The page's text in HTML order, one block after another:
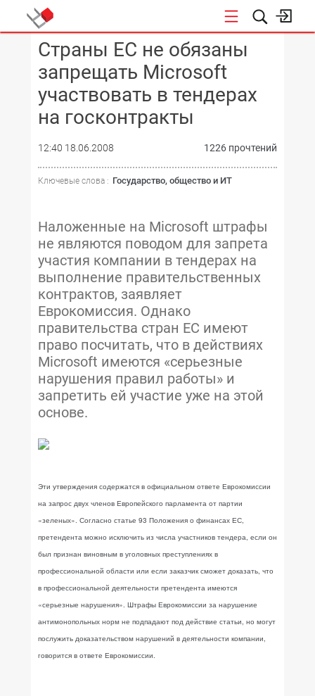
КОНФЕРЕНЦИИ
Страны ЕС не обязаны
запрещать Microsoft
участвовать в тендерах
на госконтракты
12:40 18.06.2008 1226 прочтений
Ключевые слова : Государство, общество и ИТ
Наложенные на Microsoft штрафы
не являются поводом для запрета
участия компании в тендерах на
выполнение правительственных
контрактов, заявляет
Еврокомиссия. Однако
правительства стран ЕС имеют
право посчитать, что в действиях
Microsoft имеются «серьезные
нарушения правил работы» и
запретить ей участие уже на этой
основе.
Эти утверждения содержатся в официальном ответе Еврокомиссии
на запрос двух членов Европейского парламента от партии
«зеленых». Согласно статье 93 Положения о финансах ЕС,
претендента можно исключить из числа участников тендера, если он
был признан виновным в уголовных преступлениях в
профессиональной области или если заказчик сможет доказать, что
в профессиональной деятельности претендента имеются
«серьезные нарушения». Штрафы Еврокомиссии за нарушение
антимонопольных норм не подпадают под действие статьи, но могут
послужить доказательством нарушений в деятельности компании,
говорится в ответе Еврокомиссии.